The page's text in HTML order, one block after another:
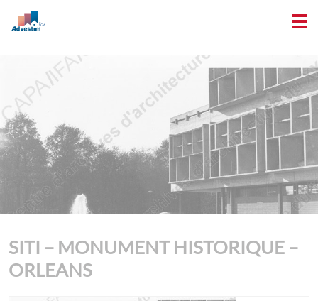
SITI – MONUMENT HISTORIQUE –
ORLEANS